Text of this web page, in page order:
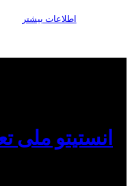
اطلاعات بیشتر
انستیتو ملی